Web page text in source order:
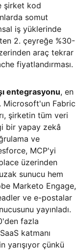
şirket kod
somut
iş yüklerinde
2. çeyreğe %30-
araç tekrar
fiyatlandırması.
entegrasyonu, en
Microsoft'un Fabric
şirketin tüm veri
bir yapay zekâ
ve
MCP'yi
üzerinden
sunucu hem
Marketo Engage,
ve e-postalar
yayınladı.
fazla
katmanı
yarışıyor çünkü